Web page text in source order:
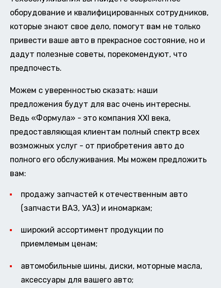
оборудование и квалифицированных сотрудников,
которые знают свое дело, помогут вам не только
привести ваше авто в прекрасное состояние, но и
дадут полезные советы, порекомендуют, что
предпочесть.
Можем с уверенностью сказать: наши
предложения будут для вас очень интересны.
Ведь «Формула» - это компания XXI века,
предоставляющая клиентам полный спектр всех
возможных услуг - от приобретения авто до
полного его обслуживания. Мы можем предложить
вам:
продажу запчастей к отечественным авто
(запчасти ВАЗ, УАЗ) и иномаркам;
широкий ассортимент продукции по
приемлемым ценам;
автомобильные шины, диски, моторные масла,
аксессуары для вашего авто;